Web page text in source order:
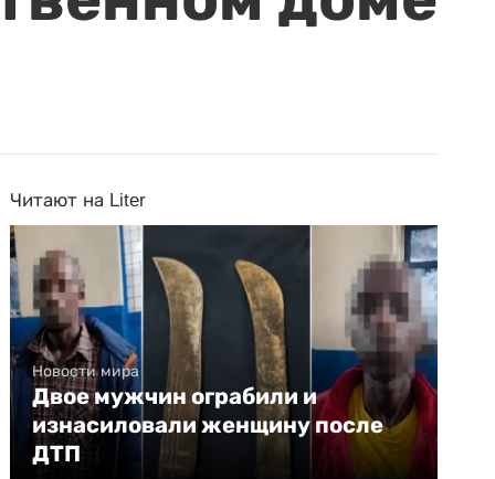
Читают на Liter
Новости мира
Двое мужчин ограбили и
изнасиловали женщину после
ДТП